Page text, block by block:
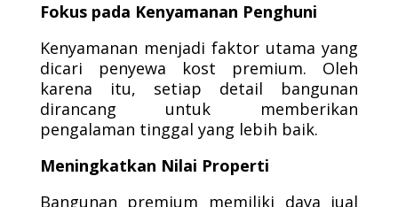
Fokus pada Kenyamanan Penghuni
Kenyamanan menjadi faktor utama yang
dicari penyewa kost premium. Oleh
karena itu, setiap detail bangunan
dirancang untuk memberikan
pengalaman tinggal yang lebih baik.
Meningkatkan Nilai Properti
Bangunan premium memiliki daya jual